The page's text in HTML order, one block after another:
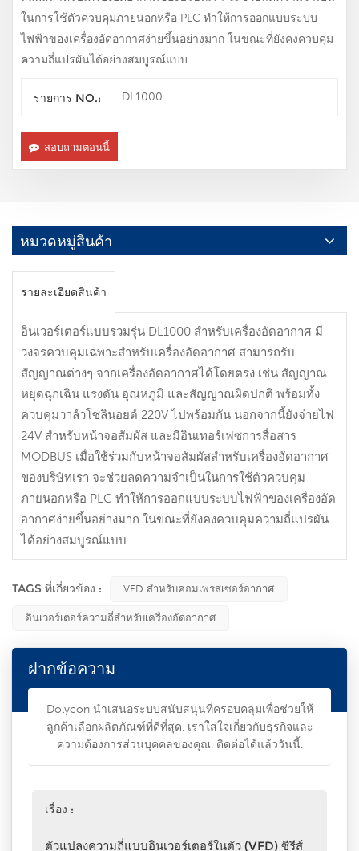
ในการใช้ตัวควบคุมภายนอกหรือ PLC ทำให้การออกแบบระบบ
ไฟฟ้าของเครื่องอัดอากาศง่ายขึ้นอย่างมาก ในขณะที่ยังคงควบคุม
ความถี่แปรผันได้อย่างสมบูรณ์แบบ
รายการ NO.: DL1000
สอบถามตอนนี้
หมวดหมู่สินค้า
รายละเอียดสินค้า
อินเวอร์เตอร์แบบรวมรุ่น DL1000 สำหรับเครื่องอัดอากาศ มี
วงจรควบคุมเฉพาะสำหรับเครื่องอัดอากาศ สามารถรับ
สัญญาณต่างๆ จากเครื่องอัดอากาศได้โดยตรง เช่น สัญญาณ
หยุดฉุกเฉิน แรงดัน อุณหภูมิ และสัญญาณผิดปกติ พร้อมทั้ง
ควบคุมวาล์วโซลินอยด์ 220V ไปพร้อมกัน นอกจากนี้ยังจ่ายไฟ
24V สำหรับหน้าจอสัมผัส และมีอินเทอร์เฟซการสื่อสาร
MODBUS เมื่อใช้ร่วมกับหน้าจอสัมผัสสำหรับเครื่องอัดอากาศ
ของบริษัทเรา จะช่วยลดความจำเป็นในการใช้ตัวควบคุม
ภายนอกหรือ PLC ทำให้การออกแบบระบบไฟฟ้าของเครื่องอัด
อากาศง่ายขึ้นอย่างมาก ในขณะที่ยังคงควบคุมความถี่แปรผัน
ได้อย่างสมบูรณ์แบบ
TAGS ที่เกี่ยวข้อง : VFD สำหรับคอมเพรสเซอร์อากาศ
อินเวอร์เตอร์ความถี่สำหรับเครื่องอัดอากาศ
ฝากข้อความ
Dolycon นำเสนอระบบสนับสนุนที่ครอบคลุมเพื่อช่วยให้
ลูกค้าเลือกผลิตภัณฑ์ที่ดีที่สุด. เราใส่ใจเกี่ยวกับธุรกิจและ
ความต้องการส่วนบุคคลของคุณ. ติดต่อได้แล้ววันนี้.
เรื่อง :
ตัวแปลงความถี่แบบอินเวอร์เตอร์ในตัว (VFD) ซีรีส์